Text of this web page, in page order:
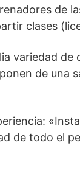
de
clases
variedad de
de una
de todo el